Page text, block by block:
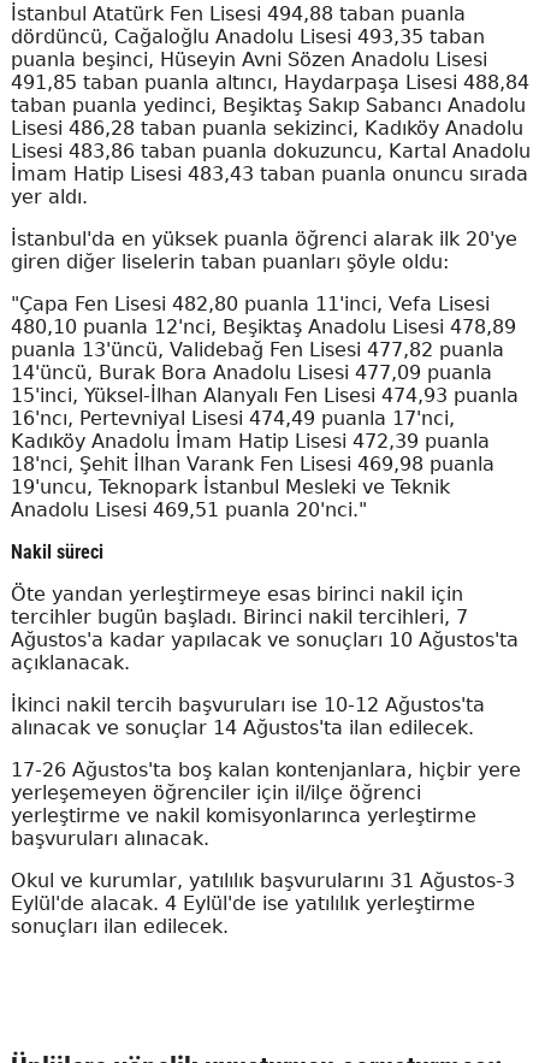
İstanbul Atatürk Fen Lisesi 494,88 taban puanla
dördüncü, Cağaloğlu Anadolu Lisesi 493,35 taban
puanla beşinci, Hüseyin Avni Sözen Anadolu Lisesi
491,85 taban puanla altıncı, Haydarpaşa Lisesi 488,84
taban puanla yedinci, Beşiktaş Sakıp Sabancı Anadolu
Lisesi 486,28 taban puanla sekizinci, Kadıköy Anadolu
Lisesi 483,86 taban puanla dokuzuncu, Kartal Anadolu
İmam Hatip Lisesi 483,43 taban puanla onuncu sırada
yer aldı.
İstanbul'da en yüksek puanla öğrenci alarak ilk 20'ye
giren diğer liselerin taban puanları şöyle oldu:
"Çapa Fen Lisesi 482,80 puanla 11'inci, Vefa Lisesi
480,10 puanla 12'nci, Beşiktaş Anadolu Lisesi 478,89
puanla 13'üncü, Validebağ Fen Lisesi 477,82 puanla
14'üncü, Burak Bora Anadolu Lisesi 477,09 puanla
15'inci, Yüksel-İlhan Alanyalı Fen Lisesi 474,93 puanla
16'ncı, Pertevniyal Lisesi 474,49 puanla 17'nci,
Kadıköy Anadolu İmam Hatip Lisesi 472,39 puanla
18'nci, Şehit İlhan Varank Fen Lisesi 469,98 puanla
19'uncu, Teknopark İstanbul Mesleki ve Teknik
Anadolu Lisesi 469,51 puanla 20'nci."
Nakil süreci
Öte yandan yerleştirmeye esas birinci nakil için
tercihler bugün başladı. Birinci nakil tercihleri, 7
Ağustos'a kadar yapılacak ve sonuçları 10 Ağustos'ta
açıklanacak.
İkinci nakil tercih başvuruları ise 10-12 Ağustos'ta
alınacak ve sonuçlar 14 Ağustos'ta ilan edilecek.
17-26 Ağustos'ta boş kalan kontenjanlara, hiçbir yere
yerleşemeyen öğrenciler için il/ilçe öğrenci
yerleştirme ve nakil komisyonlarınca yerleştirme
başvuruları alınacak.
Okul ve kurumlar, yatılılık başvurularını 31 Ağustos-3
Eylül'de alacak. 4 Eylül'de ise yatılılık yerleştirme
sonuçları ilan edilecek.